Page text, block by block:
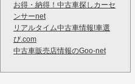
お得・納得！中古車探しカーセ
ンサーnet
リアルタイム中古車情報!車選
び.com
中古車販売店情報のGoo-net